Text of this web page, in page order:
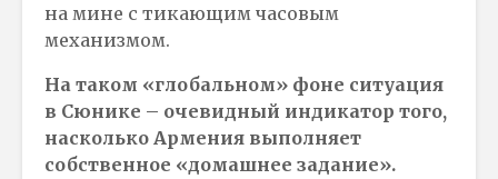
на мине с тикающим часовым
механизмом.
На таком «глобальном» фоне ситуация
в Сюнике – очевидный индикатор того,
насколько Армения выполняет
собственное «домашнее задание».